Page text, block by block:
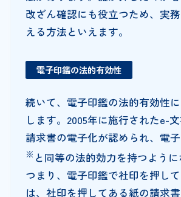
改ざん確認にも役立つため、実
える方法といえます。
電子印鑑の法的有効性
続いて、電子印鑑の法的有効性
します。2005年に施行されたe-文
請求書の電子化が認められ、電
※ と同等の法的効力を持つように
つまり、電子印鑑で社印を押し
は、社印を押してある紙の請求